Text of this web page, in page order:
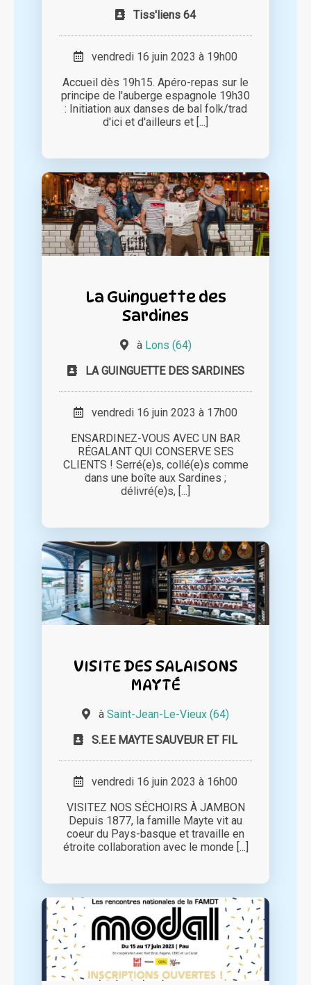
Tiss'liens 64
vendredi 16 juin 2023 à 19h00
Accueil dès 19h15. Apéro-repas sur le
principe de l'auberge espagnole 19h30
: Initiation aux danses de bal folk/trad
d'ici et d'ailleurs et [...]
La Guinguette des
Sardines
à Lons (64)
LA GUINGUETTE DES SARDINES
vendredi 16 juin 2023 à 17h00
ENSARDINEZ-VOUS AVEC UN BAR
RÉGALANT QUI CONSERVE SES
CLIENTS ! Serré(e)s, collé(e)s comme
dans une boîte aux Sardines ;
délivré(e)s, [...]
VISITE DES SALAISONS
MAYTÉ
à Saint-Jean-Le-Vieux (64)
S.E.E MAYTE SAUVEUR ET FIL
vendredi 16 juin 2023 à 16h00
VISITEZ NOS SÉCHOIRS À JAMBON
Depuis 1877, la famille Mayte vit au
coeur du Pays-basque et travaille en
étroite collaboration avec le monde [...]